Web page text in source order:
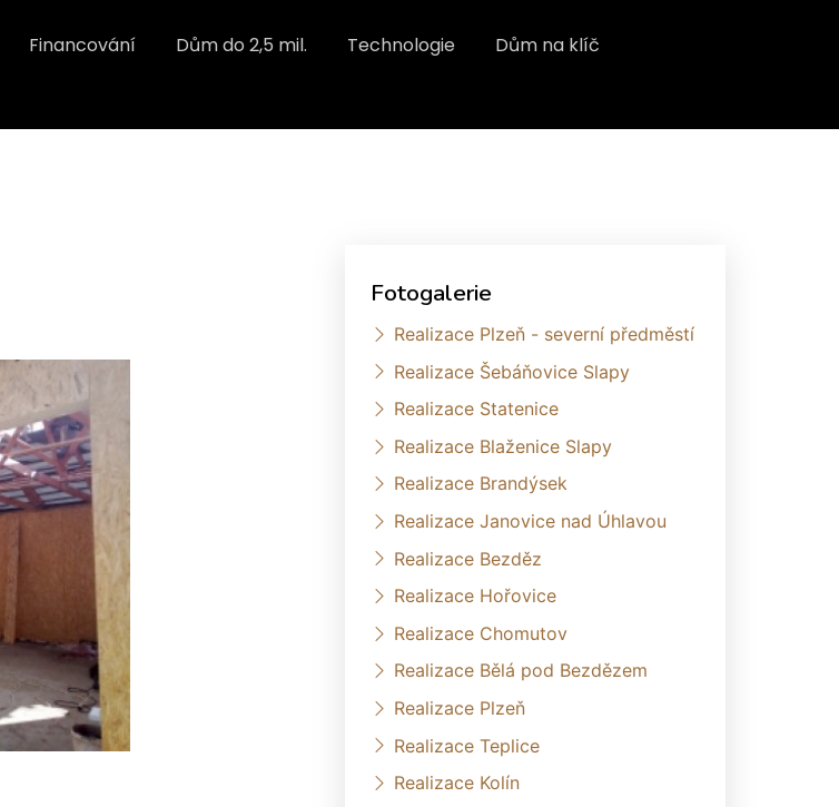
Financování Dům do 2,5 mil. Technologie
Dům na klíč
Fotogalerie
Realizace Plzeň - severní předměstí
Realizace Šebáňovice Slapy
Realizace Statenice
Realizace Blaženice Slapy
Realizace Brandýsek
Realizace Janovice nad Úhlavou
Realizace Bezděz
Realizace Hořovice
Realizace Chomutov
Realizace Bělá pod Bezdězem
Realizace Plzeň
Realizace Teplice
Realizace Kolín